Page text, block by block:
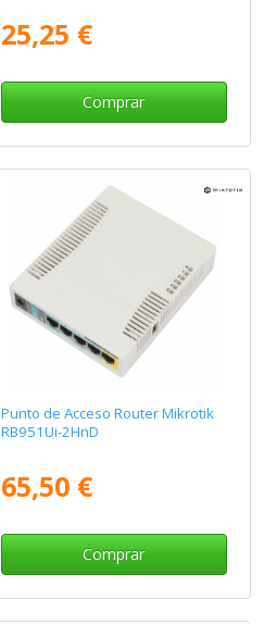
25,25 €
Comprar
Punto de Acceso Router Mikrotik
RB951Ui-2HnD
65,50 €
Comprar